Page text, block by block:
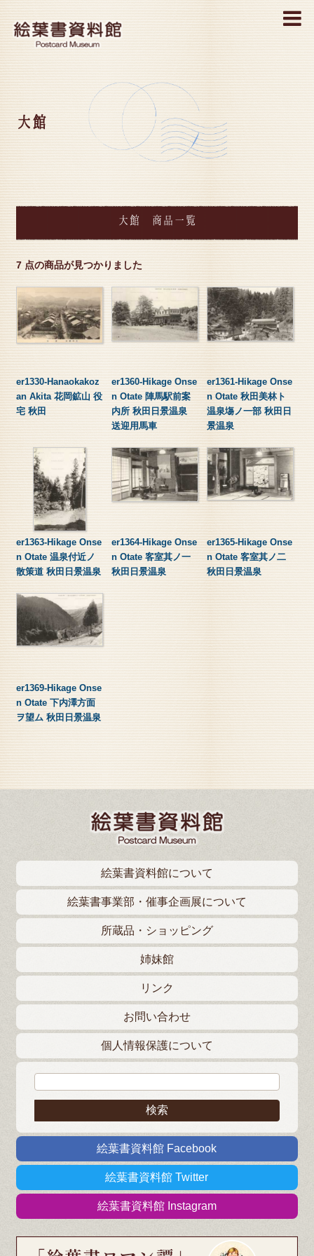
MENU
大館
大館 商品一覧
7 点の商品が見つかりました
er1330-Hanaokakoz
an Akita 花岡鉱山 役
宅 秋田
er1360-Hikage Onse
n Otate 陣馬駅前案
内所 秋田日景温泉
送迎用馬車
er1361-Hikage Onse
n Otate 秋田美林ト
温泉塲ノ一部 秋田日
景温泉
er1363-Hikage Onse
n Otate 温泉付近ノ
散策道 秋田日景温泉
er1364-Hikage Onse
n Otate 客室其ノ一
秋田日景温泉
er1365-Hikage Onse
n Otate 客室其ノ二
秋田日景温泉
er1369-Hikage Onse
n Otate 下内澤方面
ヲ望ム 秋田日景温泉
絵葉書資料館について
絵葉書事業部・催事企画展について
所蔵品・ショッピング
姉妹館
リンク
お問い合わせ
個人情報保護について
絵葉書資料館 Facebook
絵葉書資料館 Twitter
絵葉書資料館 Instagram